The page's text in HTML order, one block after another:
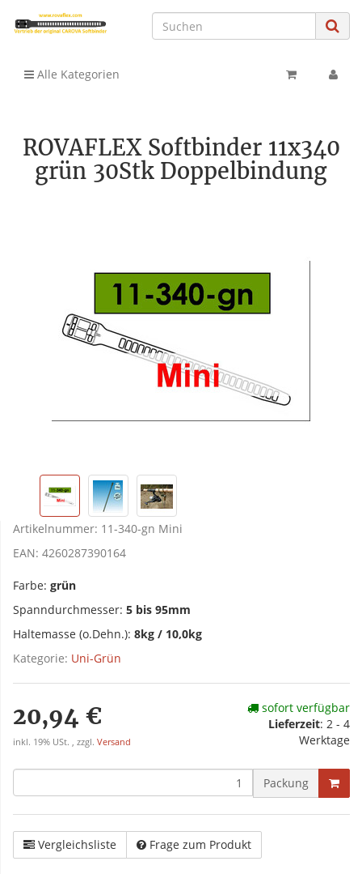
Alle Kategorien
ROVAFLEX Softbinder 11x340
grün 30Stk Doppelbindung
Artikelnummer: 11-340-gn Mini
EAN: 4260287390164
Farbe: grün
Spanndurchmesser: 5 bis 95mm
Haltemasse (o.Dehn.): 8kg / 10,0kg
Kategorie: Uni-Grün
20,94 €
inkl. 19% USt. , zzgl. Versand
sofort verfügbar
Lieferzeit: 2 - 4
Werktage
Packung
Vergleichsliste Frage zum Produkt